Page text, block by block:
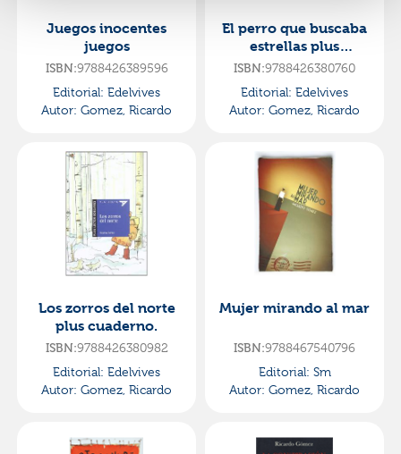
Juegos inocentes
juegos
ISBN:9788426389596
Editorial: Edelvives
Autor: Gomez, Ricardo
El perro que buscaba
estrellas plus
cuaderno.
ISBN:9788426380760
Editorial: Edelvives
Autor: Gomez, Ricardo
Los zorros del norte
plus cuaderno.
ISBN:9788426380982
Editorial: Edelvives
Autor: Gomez, Ricardo
Mujer mirando al mar
ISBN:9788467540796
Editorial: Sm
Autor: Gomez, Ricardo